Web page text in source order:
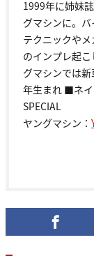
1999年に姉妹
グマシンに。
テクニックや
のインプレ起
グマシンでは
年生まれ ■ネイ
SPECIAL
ヤングマシン：